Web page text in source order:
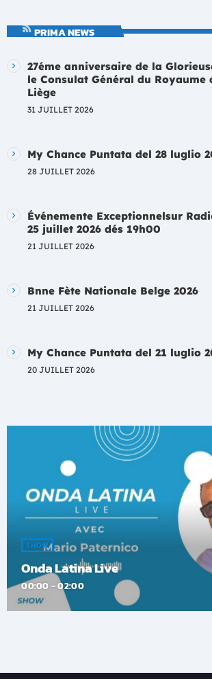
PRIMA NEWS
27éme anniversaire de la
le Consulat Général du Royaume
Liège
31 JUILLET 2026
My Chance Puntata del 28 luglio
28 JUILLET 2026
Événemente Exceptionnelsur
25 juillet 2026 dés 19h00
21 JUILLET 2026
Bnne Fète Nationale Belge 2026
21 JUILLET 2026
My Chance Puntata del 21 luglio
20 JUILLET 2026
SHOW
Onda Latina Live
00:00 - 02:00